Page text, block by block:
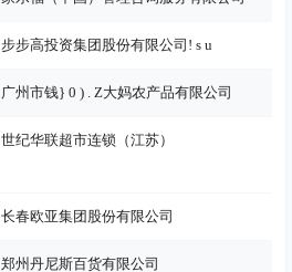
步步高投资集团股份有限公司 ! s u
广州市钱} 0 ) . Z大妈农产品有限公司
世纪华联超市连锁（江苏）
长春欧亚集团股份有限公司
郑州丹尼斯百货有限公司